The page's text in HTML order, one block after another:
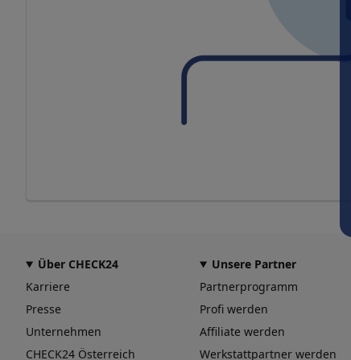
Über CHECK24
Karriere
Presse
Unternehmen
CHECK24 Österreich
Unsere Partner
Partnerprogramm
Profi werden
Affiliate werden
Werkstattpartner werden